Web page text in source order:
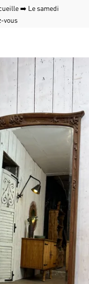
➡️ Le samedi
vous